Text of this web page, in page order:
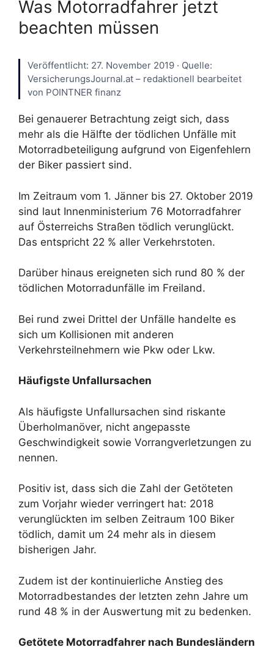
Was Motorradfahrer jetzt
beachten müssen
Veröffentlicht: 27. November 2019 · Quelle:
VersicherungsJournal.at – redaktionell bearbeitet
von POINTNER finanz
Bei genauerer Betrachtung zeigt sich, dass
mehr als die Hälfte der tödlichen Unfälle mit
Motorradbeteiligung aufgrund von Eigenfehlern
der Biker passiert sind.
Im Zeitraum vom 1. Jänner bis 27. Oktober 2019
sind laut Innenministerium 76 Motorradfahrer
auf Österreichs Straßen tödlich verunglückt.
Das entspricht 22 % aller Verkehrstoten.
Darüber hinaus ereigneten sich rund 80 % der
tödlichen Motorradunfälle im Freiland.
Bei rund zwei Drittel der Unfälle handelte es
sich um Kollisionen mit anderen
Verkehrsteilnehmern wie Pkw oder Lkw.
Häufigste Unfallursachen
Als häufigste Unfallursachen sind riskante
Überholmanöver, nicht angepasste
Geschwindigkeit sowie Vorrangverletzungen zu
nennen.
Positiv ist, dass sich die Zahl der Getöteten
zum Vorjahr wieder verringert hat: 2018
verunglückten im selben Zeitraum 100 Biker
tödlich, damit um 24 mehr als in diesem
bisherigen Jahr.
Zudem ist der kontinuierliche Anstieg des
Motorradbestandes der letzten zehn Jahre um
rund 48 % in der Auswertung mit zu bedenken.
Getötete Motorradfahrer nach Bundesländern